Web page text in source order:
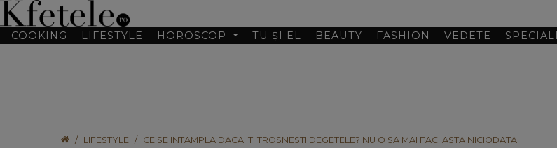
COOKING LIFESTYLE HOROSCOP TU ȘI EL BEAUTY FASHION VEDETE
LIFESTYLE CE SE INTAMPLA DACA ITI TROSNESTI DEGETELE? NU O SA MAI FACI ASTA NICIODATA